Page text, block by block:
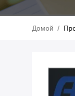
Домой /